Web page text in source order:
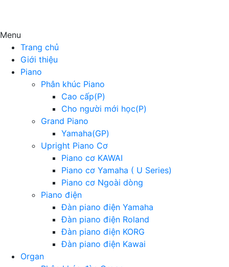
Menu
Trang chủ
Giới thiệu
Piano
Phân khúc Piano
Cao cấp(P)
Cho người mới học(P)
Grand Piano
Yamaha(GP)
Upright Piano Cơ
Piano cơ KAWAI
Piano cơ Yamaha ( U Series)
Piano cơ Ngoài dòng
Piano điện
Đàn piano điện Yamaha
Đàn piano điện Roland
Đàn piano điện KORG
Đàn piano điện Kawai
Organ